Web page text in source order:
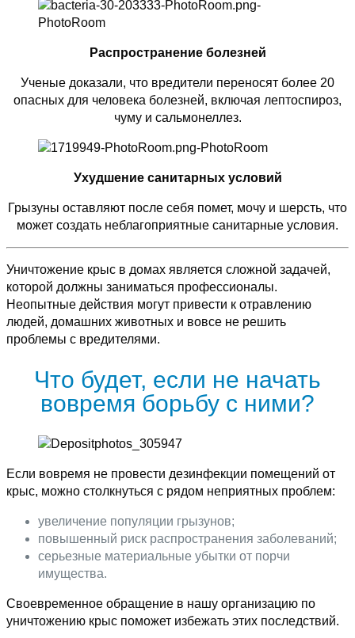
Распространение болезней
Ученые доказали, что вредители переносят более 20
опасных для человека болезней, включая лептоспироз,
чуму и сальмонеллез.
Ухудшение санитарных условий
Грызуны оставляют после себя помет, мочу и шерсть, что
может создать неблагоприятные санитарные условия.
Уничтожение крыс в домах является сложной задачей,
которой должны заниматься профессионалы.
Неопытные действия могут привести к отравлению
людей, домашних животных и вовсе не решить
проблемы с вредителями.
Что будет, если не начать
вовремя борьбу с ними?
Если вовремя не провести дезинфекции помещений от
крыс, можно столкнуться с рядом неприятных проблем:
увеличение популяции грызунов;
повышенный риск распространения заболеваний;
серьезные материальные убытки от порчи
имущества.
Своевременное обращение в нашу организацию по
уничтожению крыс поможет избежать этих последствий.